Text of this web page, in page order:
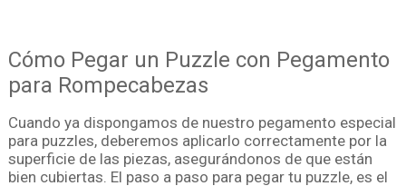
Cómo Pegar un Puzzle con Pegamento
para Rompecabezas
Cuando ya dispongamos de nuestro pegamento especial
para puzzles, deberemos aplicarlo correctamente por la
superficie de las piezas, asegurándonos de que están
bien cubiertas. El paso a paso para pegar tu puzzle, es el